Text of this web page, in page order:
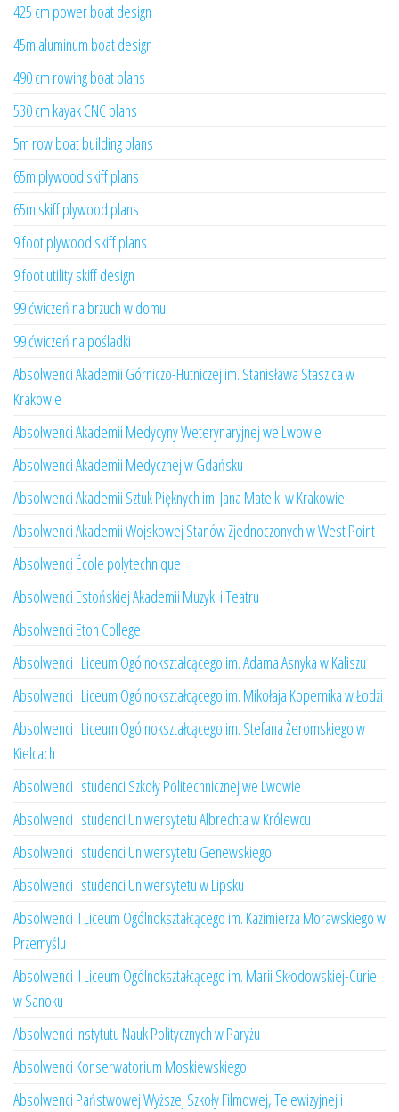
425 cm power boat design
45m aluminum boat design
490 cm rowing boat plans
530 cm kayak CNC plans
5m row boat building plans
65m plywood skiff plans
65m skiff plywood plans
9 foot plywood skiff plans
9 foot utility skiff design
99 ćwiczeń na brzuch w domu
99 ćwiczeń na pośladki
Absolwenci Akademii Górniczo-Hutniczej im. Stanisława Staszica w
Krakowie
Absolwenci Akademii Medycyny Weterynaryjnej we Lwowie
Absolwenci Akademii Medycznej w Gdańsku
Absolwenci Akademii Sztuk Pięknych im. Jana Matejki w Krakowie
Absolwenci Akademii Wojskowej Stanów Zjednoczonych w West Point
Absolwenci École polytechnique
Absolwenci Estońskiej Akademii Muzyki i Teatru
Absolwenci Eton College
Absolwenci I Liceum Ogólnokształcącego im. Adama Asnyka w Kaliszu
Absolwenci I Liceum Ogólnokształcącego im. Mikołaja Kopernika w Łodzi
Absolwenci I Liceum Ogólnokształcącego im. Stefana Żeromskiego w
Kielcach
Absolwenci i studenci Szkoły Politechnicznej we Lwowie
Absolwenci i studenci Uniwersytetu Albrechta w Królewcu
Absolwenci i studenci Uniwersytetu Genewskiego
Absolwenci i studenci Uniwersytetu w Lipsku
Absolwenci II Liceum Ogólnokształcącego im. Kazimierza Morawskiego w
Przemyślu
Absolwenci II Liceum Ogólnokształcącego im. Marii Skłodowskiej-Curie
w Sanoku
Absolwenci Instytutu Nauk Politycznych w Paryżu
Absolwenci Konserwatorium Moskiewskiego
Absolwenci Państwowej Wyższej Szkoły Filmowej, Telewizyjnej i